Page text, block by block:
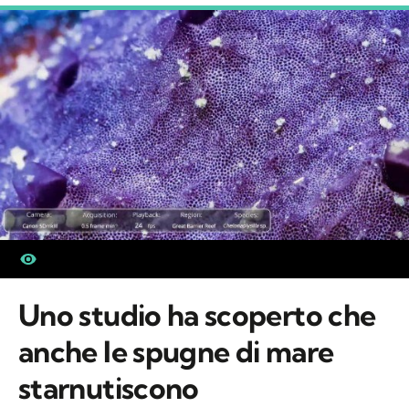
Uno studio ha scoperto che
anche le spugne di mare
starnutiscono